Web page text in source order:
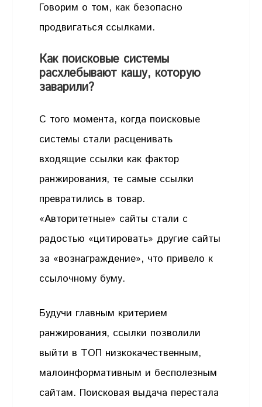
Говорим о том, как безопасно
продвигаться ссылками.
Как поисковые системы
расхлебывают кашу, которую
заварили?
С того момента, когда поисковые
системы стали расценивать
входящие ссылки как фактор
ранжирования, те самые ссылки
превратились в товар.
«Авторитетные» сайты стали с
радостью «цитировать» другие сайты
за «вознаграждение», что привело к
ссылочному буму.
Будучи главным критерием
ранжирования, ссылки позволили
выйти в ТОП низкокачественным,
малоинформативным и бесполезным
сайтам. Поисковая выдача перестала